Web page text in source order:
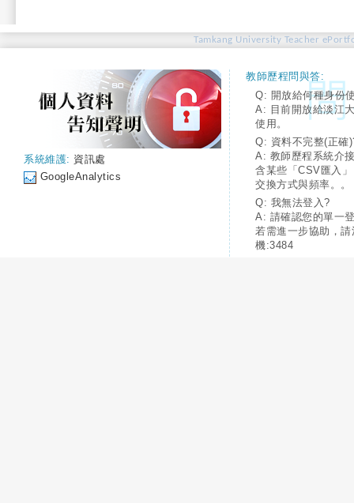
Tamkang University Teacher
系統維護: 資訊處
GoogleAnalytics
教師歷程問與答:
Q: 開放給何種身份
A: 目前開放給淡江
使用。
Q: 資料不完整(正確
A: 教師歷程系統介
含某些「CSV匯入
交換方式與頻率。。
Q: 我無法登入?
A: 請確認您的單一
若需進一步協助，
機:3484